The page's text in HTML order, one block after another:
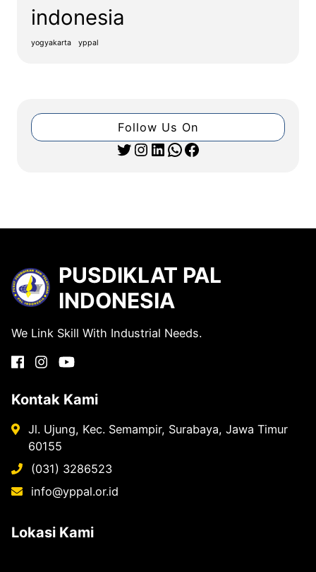
indonesia
yogyakarta yppal
Follow Us On
Twitter InstagramLinkedIn WhatsApp Facebook
PUSDIKLAT PAL
INDONESIA
We Link Skill With Industrial Needs.
Kontak Kami
Jl. Ujung, Kec. Semampir, Surabaya, Jawa Timur
60155
(031) 3286523
info@yppal.or.id
Lokasi Kami